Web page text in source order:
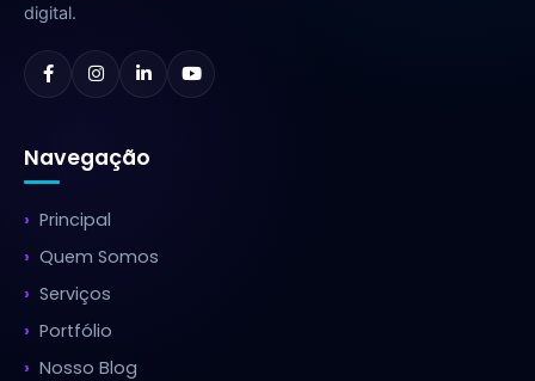
digital.
Navegação
Principal
Quem Somos
Serviços
Portfólio
Nosso Blog